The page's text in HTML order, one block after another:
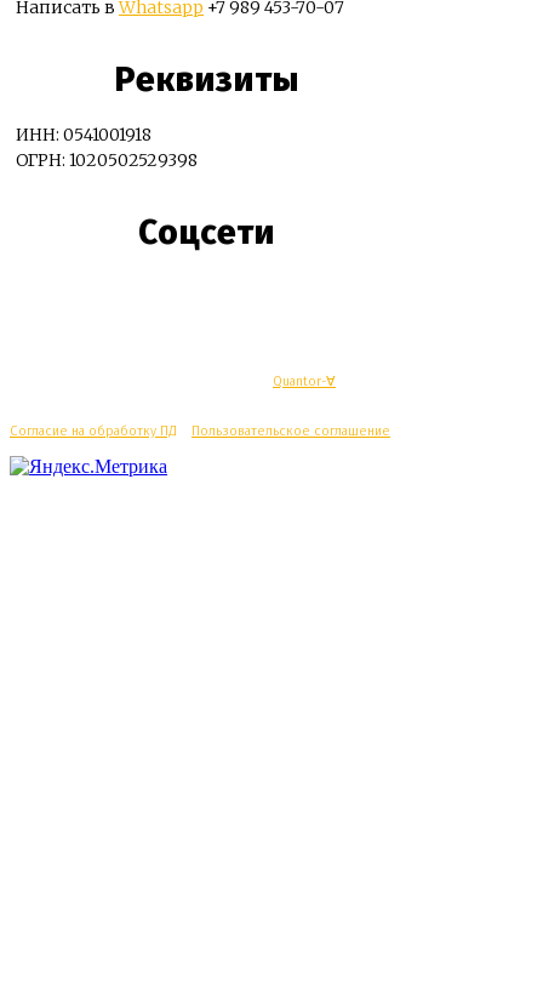
Написать вWhatsapp +7 989 453-70-07
Реквизиты
ИНН: 0541001918
ОГРН: 1020502529398
Соцсети
Quantor-∀
Согласие на обработку ПД Пользовательское соглашение